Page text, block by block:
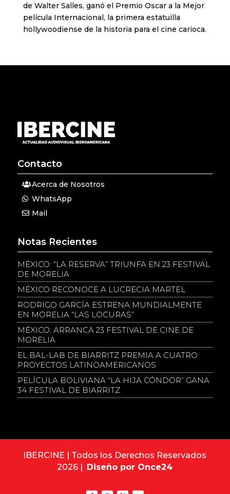
de Walter Salles, ganó el Premio Oscar a la Mejor
película Internacional, la primera estatuilla
hollywoodiense de la historia para el cine carioca.
Contacto
Acerca de Nosotros
WhatsApp
Mail
Notas Recientes
MÉXICO: “LA RESERVA” TRIUNFA EN 23 FESTIVAL
DE MORELIA
MÉXICO RECONOCE A LUCRECIA MARTEL
RODRIGO GARCÍA ESTRENA MUNDIALMENTE
EN MORELIA “LAS LOCURAS”
MÉXICO: ARRANCA 23 FESTIVAL DE CINE DE
MORELIA
EL BAL-LAB DE BIARRITZ PREMIA A CUATRO
PROYECTOS LATINOAMERICANOS
PELÍCULA BOLIVIANA “LA HIJA CÓNDOR” GANA
34 FESTIVAL DE BIARRITZ
IBERCINE | Todos los Derechos Reservados
2026 |
Diseño por Once24